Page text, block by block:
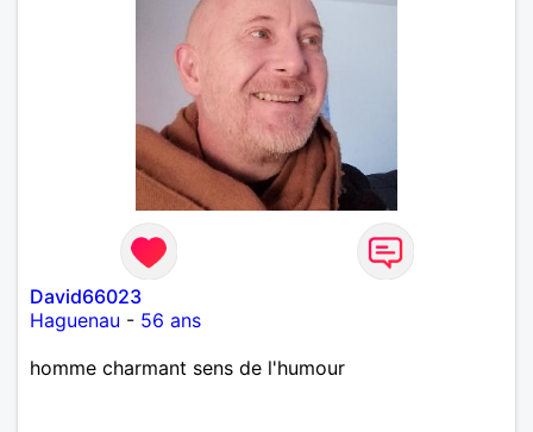
David66023
Haguenau - 56 ans
homme charmant sens de l'humour